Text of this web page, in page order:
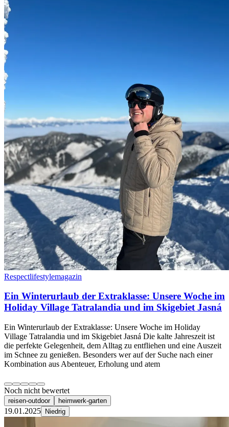
Respectlifestylemagazin
Ein Winterurlaub der Extraklasse: Unsere Woche im
Holiday Village Tatralandia und im Skigebiet Jasná
Ein Winterurlaub der Extraklasse: Unsere Woche im Holiday
Village Tatralandia und im Skigebiet Jasná Die kalte Jahreszeit ist
die perfekte Gelegenheit, dem Alltag zu entfliehen und eine Auszeit
im Schnee zu genießen. Besonders wer auf der Suche nach einer
Kombination aus Abenteuer, Erholung und atem
Noch nicht bewertet
reisen-outdoor heimwerk-garten
19.01.2025 Niedrig